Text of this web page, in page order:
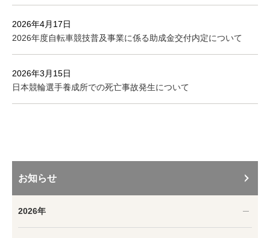
2026年4月17日
2026年度自転車競技普及事業に係る助成金交付内定について
2026年3月15日
日本競輪選手養成所での死亡事故発生について
お知らせ
2026年